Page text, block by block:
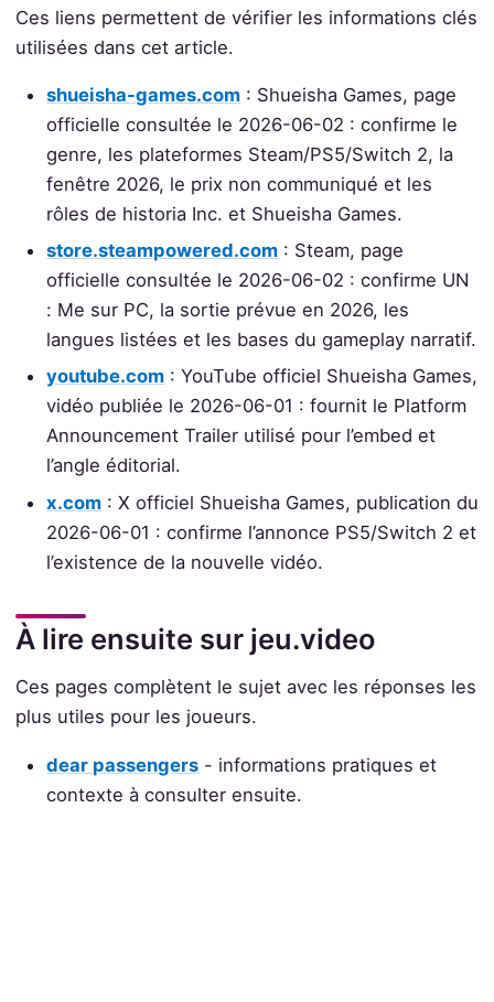
Ces liens permettent de vérifier les informations clés
utilisées dans cet article.
shueisha-games.com : Shueisha Games, page
officielle consultée le 2026-06-02 : confirme le
genre, les plateformes Steam/PS5/Switch 2, la
fenêtre 2026, le prix non communiqué et les
rôles de historia Inc. et Shueisha Games.
store.steampowered.com : Steam, page
officielle consultée le 2026-06-02 : confirme UN
: Me sur PC, la sortie prévue en 2026, les
langues listées et les bases du gameplay narratif.
youtube.com : YouTube officiel Shueisha Games,
vidéo publiée le 2026-06-01 : fournit le Platform
Announcement Trailer utilisé pour l’embed et
l’angle éditorial.
x.com : X officiel Shueisha Games, publication du
2026-06-01 : confirme l’annonce PS5/Switch 2 et
l’existence de la nouvelle vidéo.
À lire ensuite sur jeu.video
Ces pages complètent le sujet avec les réponses les
plus utiles pour les joueurs.
dear passengers - informations pratiques et
contexte à consulter ensuite.